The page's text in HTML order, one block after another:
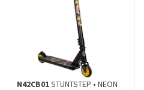
N42CB01STUNTSTEP • NEON